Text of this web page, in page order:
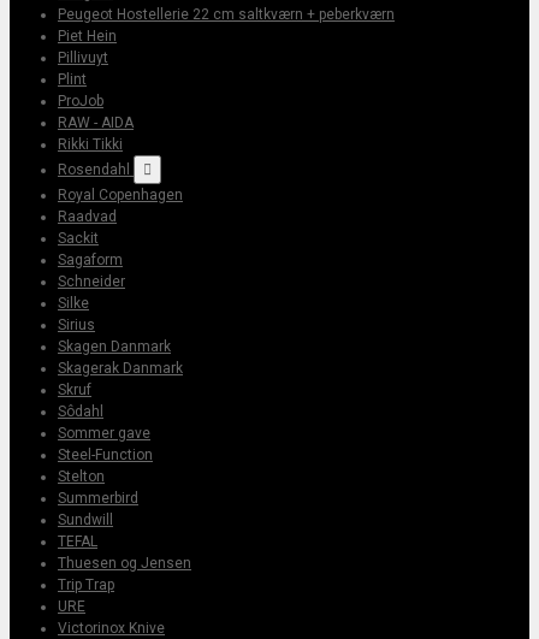
Peugeot Hostellerie 22 cm saltkværn + peberkværn
Piet Hein
Pillivuyt
Plint
ProJob
RAW - AIDA
Rikki Tikki
Rosendahl

Royal Copenhagen
Raadvad
Sackit
Sagaform
Schneider
Silke
Sirius
Skagen Danmark
Skagerak Danmark
Skruf
Sôdahl
Sommer gave
Steel-Function
Stelton
Summerbird
Sundwill
TEFAL
Thuesen og Jensen
Trip Trap
URE
Victorinox Knive